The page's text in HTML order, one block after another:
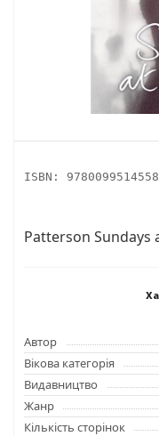
ISBN: 9780099514558
Patterson
Автор
Вікова категорія
Видавництво
Жанр
Кількість сторінок